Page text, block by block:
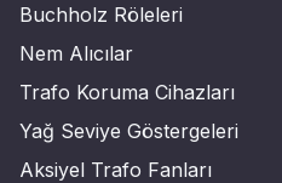
Buchholz Röleleri
Nem Alıcılar
Trafo Koruma Cihazları
Yağ Seviye Göstergeleri
Aksiyel Trafo Fanları